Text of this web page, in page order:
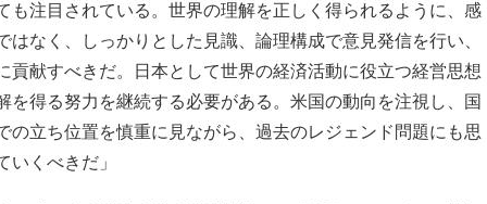
注目されている。世界の理解を正しく得られるように、感
はなく、しっかりとした見識、論理構成で意見発信を行い、
貢献すべきだ。日本として世界の経済活動に役立つ経営思想
を得る努力を継続する必要がある。米国の動向を注視し、国
の立ち位置を慎重に見ながら、過去のレジェンド問題にも思
いくべきだ」